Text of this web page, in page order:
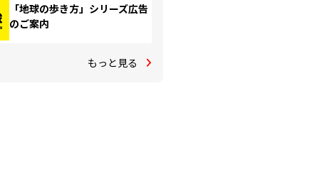
「地球の歩き方」シリーズ広告
のご案内
もっと見る